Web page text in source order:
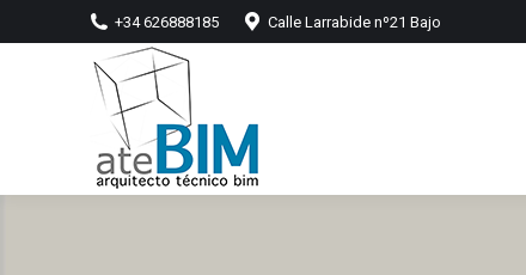
+34 626888185 Calle Larrabide nº21 Bajo